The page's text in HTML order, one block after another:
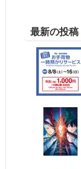
最新の投稿